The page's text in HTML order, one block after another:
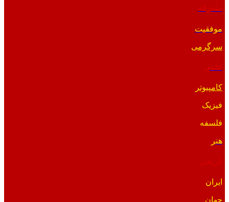
موفقیت
سرگرمی
کامپیوتر
فیزیک
فلسفه
هنر
ایران
جهان